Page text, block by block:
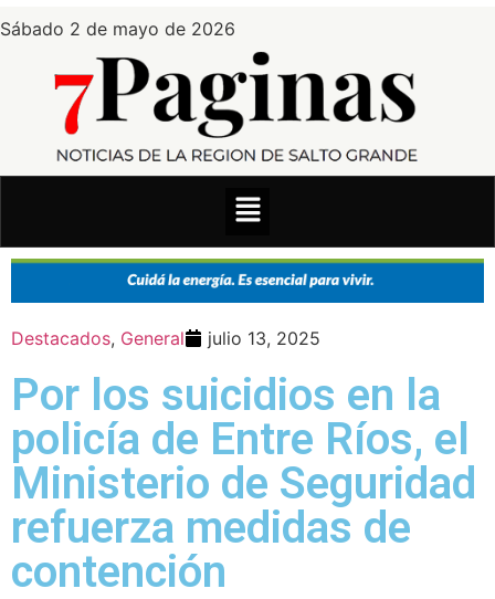
Sábado 2 de mayo de 2026
Destacados, General julio 13, 2025
Por los suicidios en la
policía de Entre Ríos, el
Ministerio de Seguridad
refuerza medidas de
contención